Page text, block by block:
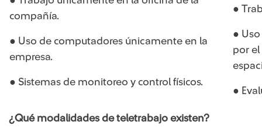
compañía.
● Uso de computadores únicamente en la
empresa.
● Sistemas de monitoreo y control físicos.
●
●
por el
●
¿Qué modalidades de teletrabajo existen?